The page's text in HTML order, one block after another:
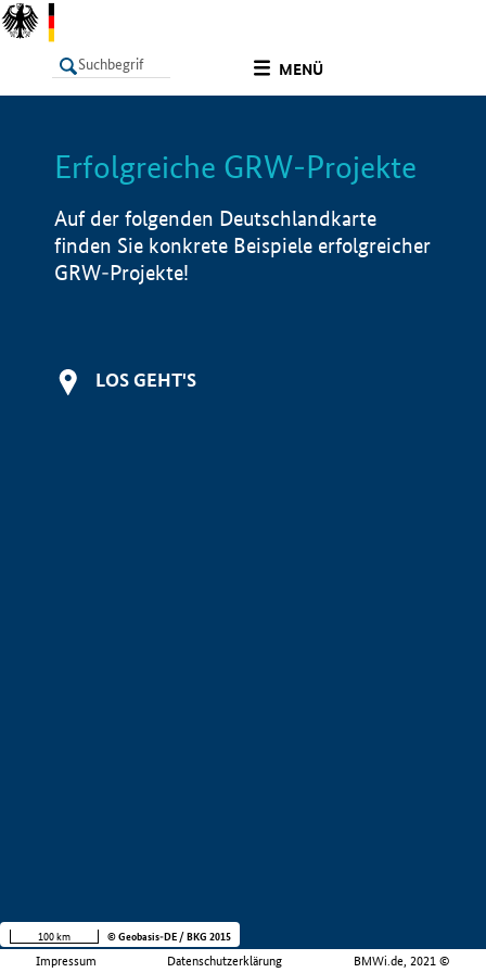
MENÜ
LISTE Info
Erfolgreiche GRW-Projekte
Auf der folgenden Deutschlandkarte
finden Sie konkrete Beispiele erfolgreicher
GRW-Projekte!
LOS GEHT'S
Impressum Datenschutzerklärung BMWi.de, 2021 ©
100 km © Geobasis-DE / BKG 2015